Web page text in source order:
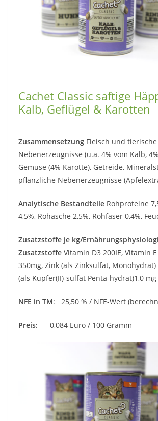
Cachet Classic saftige
Kalb, Geflügel & Karotten
Zusammensetzung Fleisch und tierische
Nebenerzeugnisse (u.a. 4% vom Kalb,
Gemüse (4% Karotte), Getreide,
pflanzliche Nebenerzeugnisse
Analytische Bestandteile Rohproteine
4,5%, Rohasche 2,5%, Rohfaser 0,4%,
Zusatzstoffe je kg/
Zusatzstoffe Vitamin D3 200IE, Vitamin
350mg, Zink (als Zinksulfat,
(als Kupfer(II)-sulfat Penta-hydrat)1,0 mg
NFE in TM: 25,50 % / NFE-Wert
Preis: 0,084 Euro / 100 Gramm